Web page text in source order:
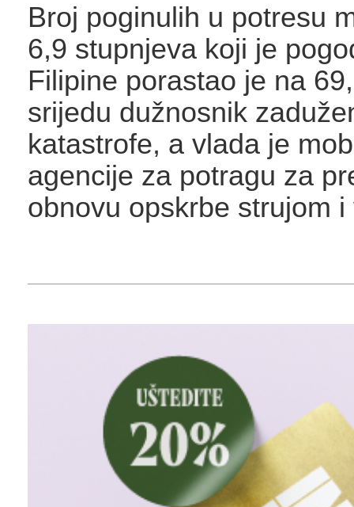
Broj poginulih u potresu
6,9 ​​stupnjeva koji je
Filipine porastao je na
srijedu dužnosnik
katastrofe, a vlada je
agencije za potragu za
obnovu opskrbe strujom i